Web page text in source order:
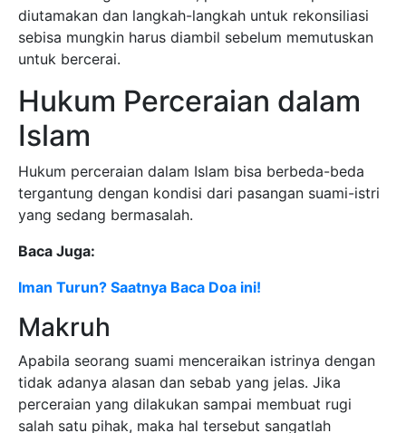
diutamakan dan langkah-langkah untuk rekonsiliasi
sebisa mungkin harus diambil sebelum memutuskan
untuk bercerai.
Hukum Perceraian dalam
Islam
Hukum perceraian dalam Islam bisa berbeda-beda
tergantung dengan kondisi dari pasangan suami-istri
yang sedang bermasalah.
Baca Juga:
Iman Turun? Saatnya Baca Doa ini!
Makruh
Apabila seorang suami menceraikan istrinya dengan
tidak adanya alasan dan sebab yang jelas. Jika
perceraian yang dilakukan sampai membuat rugi
salah satu pihak, maka hal tersebut sangatlah